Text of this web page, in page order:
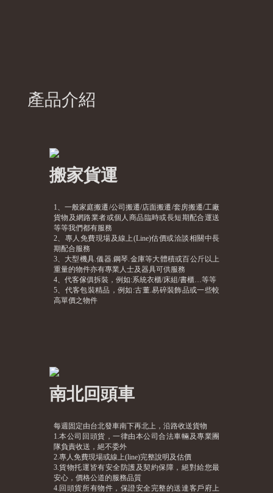
產品介紹
搬家貨運
1、一般家庭搬遷/公司搬遷/店面搬遷/套房搬遷/工廠
貨物及網路業者或個人商品臨時或長短期配合運送
等等我們都有服務
2、專人免費現場及線上(Line)估價或洽談相關中長
期配合服務
3、大型機具.儀器.鋼琴.金庫等大體積或百公斤以上
重量的物件亦有專業人士及器具可供服務
4、代客傢俱拆裝，例如:系統衣櫃/床組/書櫃…等等
5、代客包裝精品，例如:古董.易碎裝飾品或一些較
高單價之物件
南北回頭車
每週固定由台北發車南下再北上，沿路收送貨物
1.本公司回頭貨，一律由本公司合法車輛及專業團
隊負責收送，絕不委外
2.專人免費現場或線上(line)完整說明及估價
3.貨物托運皆有安全防護及契約保障，絕對給您最
安心，價格公道的服務品質
4.回頭貨所有物件，保證安全完整的送達客戶府上